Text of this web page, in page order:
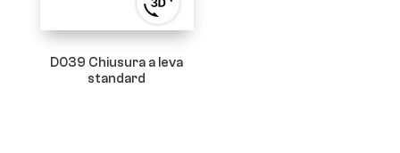
View
3D
product
D039 Chiusura a leva
standard